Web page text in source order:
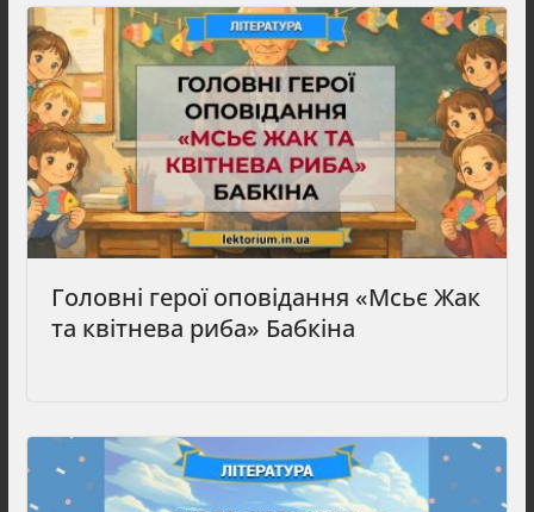
Головні герої оповідання «Мсьє Жак
та квітнева риба» Бабкіна